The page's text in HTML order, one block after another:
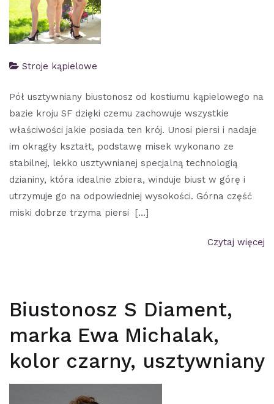
Stroje kąpielowe
Pół usztywniany biustonosz od kostiumu kąpielowego na
bazie kroju SF dzięki czemu zachowuje wszystkie
właściwości jakie posiada ten krój. Unosi piersi i nadaje
im okrągły kształt, podstawę misek wykonano ze
stabilnej, lekko usztywnianej specjalną technologią
dzianiny, która idealnie zbiera, winduje biust w górę i
utrzymuje go na odpowiedniej wysokości. Górna część
miski dobrze trzyma piersi […]
Czytaj więcej
Biustonosz S Diament,
marka Ewa Michalak,
kolor czarny, usztywniany